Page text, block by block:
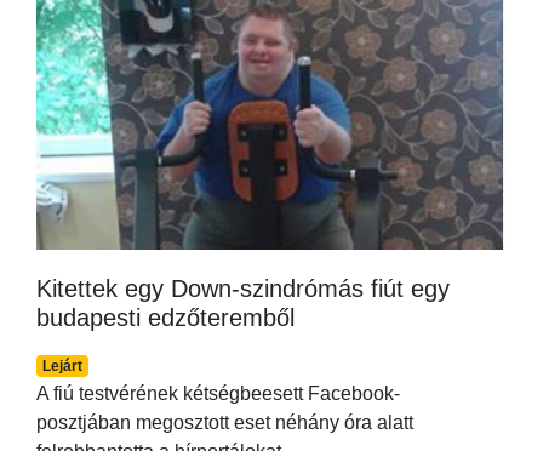
Kitettek egy Down-szindrómás fiút egy
budapesti edzőteremből
Lejárt
A fiú testvérének kétségbeesett Facebook-
posztjában megosztott eset néhány óra alatt